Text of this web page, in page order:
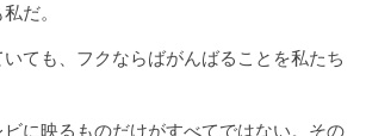
だ。
ても、フクならばがんばることを私たち
に映るものだけがすべてではない。その